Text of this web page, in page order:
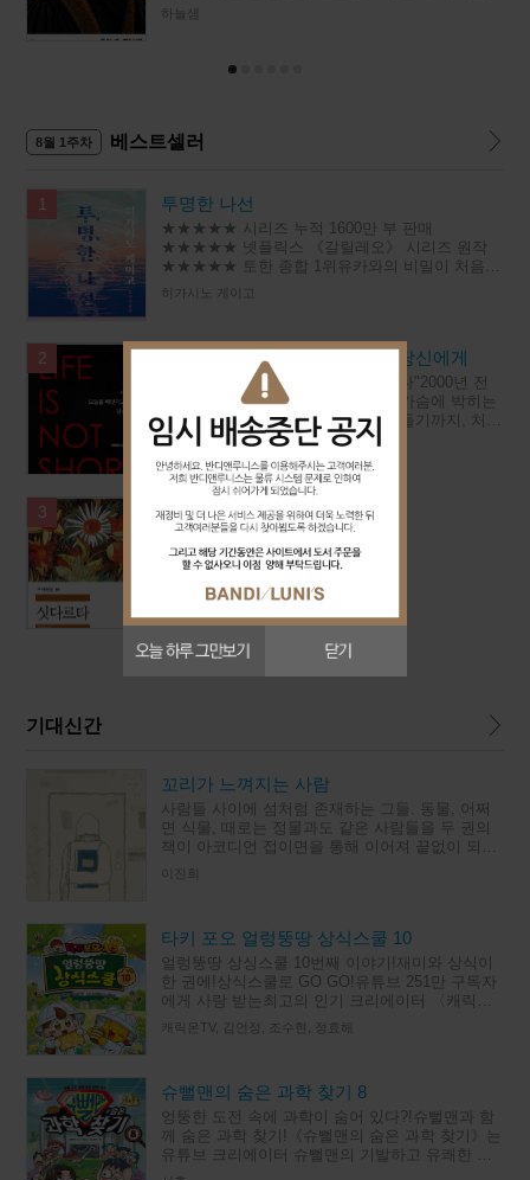
하늘샘
8월 1주차 베스트셀러
1 투명한 나선
★★★★★ 시리즈 누적 1600만 부 판매
★★★★★ 넷플릭스 《갈릴레오》 시리즈 원작
★★★★★ 토한 종합 1위유카와의 비밀이 처음
히가시노 게이고
2 세네카, 오늘을 빼앗기고 있는 당신에게
"오늘 하루, 당신의 시간은 0분이었다"2000년 전
철학자가 던진 질문이 지금 당신의 가슴에 박히는
이유새벽에 눈을 떠서 밤에 다시 잠들기까지, 처리
해야 할 일들과 답해야 할 부탁들과 견뎌야 할 자
리들로 하루가 가
루키우스 안나이우스 세네카
3 싯다르타 - 세계문학전집 58
기대신간
꼬리가 느껴지는 사람
사람들 사이에 섬처럼 존재하는 그들. 동물, 어쩌
면 식물, 때로는 정물과도 같은 사람들을 두 권의
책이 아코디언 접이면을 통해 이어져 끝없이 되풀
이진희
타키 포오 얼렁뚱땅 상식스쿨 10
얼렁뚱땅 상싱스쿨 10번째 이야기!재미와 상식이
한 권에!상식스쿨로 GO GO!유튜브 251만 구독자
에게 사랑 받는최고의 인기 크리에이터 〈캐릭온
TV〉의초등 상식 학습 스토리북 10번째 이야기!허
캐릭온TV, 김언정, 조수현, 정효해
슈뻘맨의 숨은 과학 찾기 8
엉뚱한 도전 속에 과학이 숨어 있다?!슈뻘맨과 함
께 숨은 과학 찾기!《슈뻘맨의 숨은 과학 찾기》는
유튜브 크리에이터 슈뻘맨의 기발하고 유쾌한 도
전을 함께하며, 그 속에 숨은 과학 원리와 상식을